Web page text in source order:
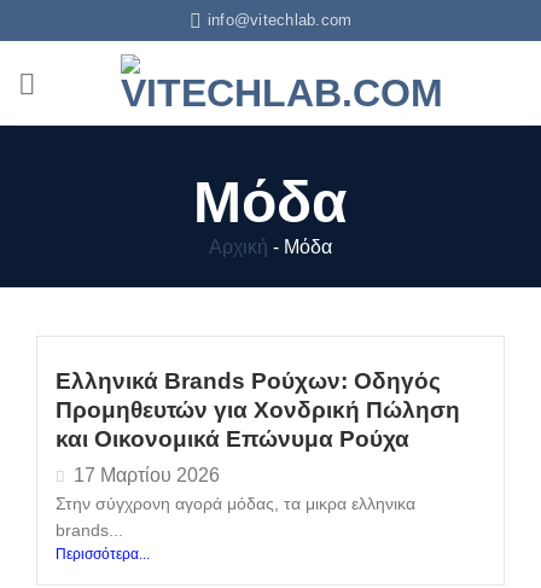
info@vitechlab.com
Μόδα
Αρχική - Μόδα
Ελληνικά Brands Ρούχων: Οδηγός
Προμηθευτών για Χονδρική Πώληση
και Οικονομικά Επώνυμα Ρούχα
17 Μαρτίου 2026
Στην σύγχρονη αγορά μόδας, τα μικρα ελληνικα
brands...
Περισσότερα...